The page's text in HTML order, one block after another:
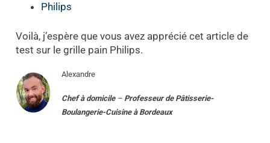
Philips
Voilà, j’espère que vous avez apprécié cet article de
test sur le grille pain Philips.
Alexandre
Chef à domicile– Professeur de Pâtisserie-
Boulangerie-Cuisine à Bordeaux